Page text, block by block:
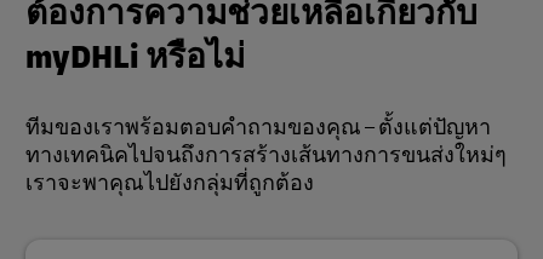
ต้องการความช่วยเหลือเกี่ยวกับ
myDHLi หรือไม่
ทีมของเราพร้อมตอบคำถามของคุณ – ตั้งแต่ปัญหา
ทางเทคนิคไปจนถึงการสร้างเส้นทางการขนส่งใหม่ๆ
เราจะพาคุณไปยังกลุ่มที่ถูกต้อง